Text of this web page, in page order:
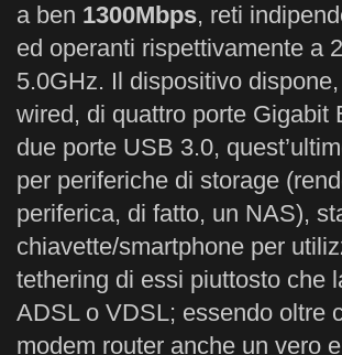
a ben 1300Mbps, reti
ed operanti rispettivamente a
5.0GHz. Il dispositivo
wired, di quattro porte Gigabit
due porte USB 3.0,
per periferiche di storage
periferica, di fatto, un NAS),
chiavette/smartphone per
tethering di essi piuttosto che
ADSL o VDSL; essendo oltre
modem router anche un vero